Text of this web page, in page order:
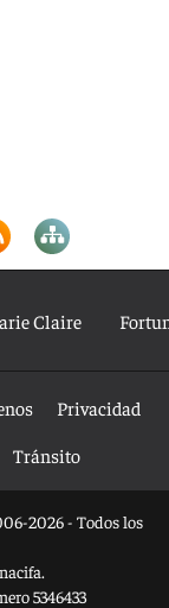
Claire
Privacidad
Tránsito
2026 - Todos los
5346433